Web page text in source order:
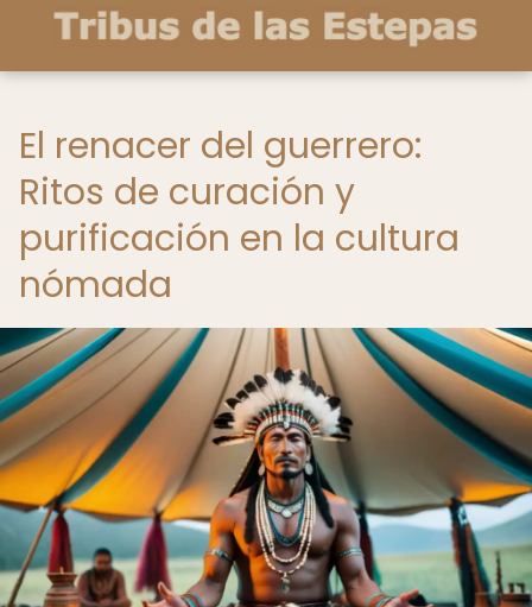
El renacer del guerrero:
Ritos de curación y
purificación en la cultura
nómada